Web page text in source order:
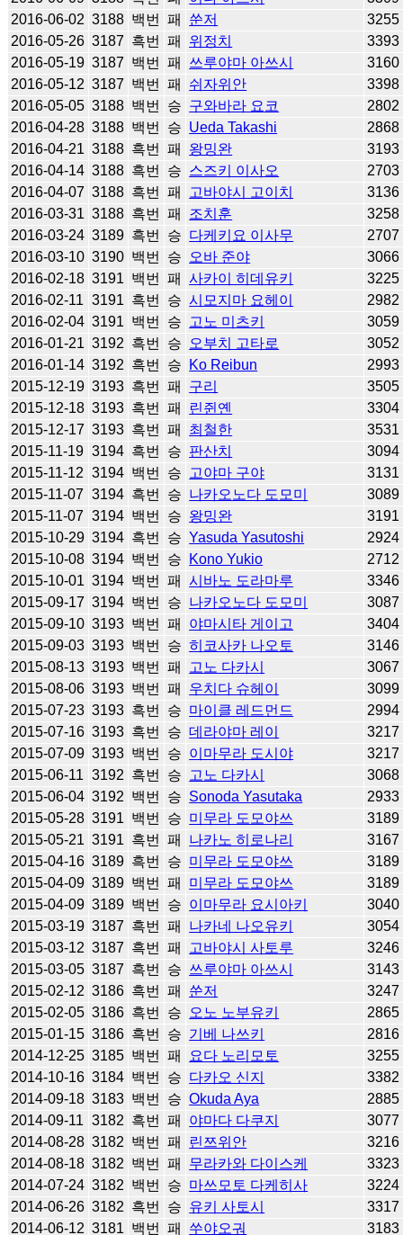
2016-06-02 3188 백번 패 쑨저
3255
2016-05-26 3187 흑번 패 위정치
3393
2016-05-19 3187 백번 패 쓰루야마 아쓰시
3160
2016-05-12 3187 백번 패 쉬자위안
3398
2016-05-05 3188 백번 승 구와바라 요코
2802
2016-04-28 3188 백번 승 Ueda Takashi
2868
2016-04-21 3188 흑번 패 왕밍완
3193
2016-04-14 3188 흑번 승 스즈키 이사오
2703
2016-04-07 3188 흑번 패 고바야시 고이치
3136
2016-03-31 3188 흑번 패 조치훈
3258
2016-03-24 3189 흑번 승 다케키요 이사무
2707
2016-03-10 3190 백번 승 오바 준야
3066
2016-02-18 3191 백번 패 사카이 히데유키
3225
2016-02-11 3191 흑번 승 시모지마 요헤이
2982
2016-02-04 3191 백번 승 고노 미츠키
3059
2016-01-21 3192 흑번 승 오부치 고타로
3052
2016-01-14 3192 흑번 승 Ko Reibun
2993
2015-12-19 3193 흑번 패 구리
3505
2015-12-18 3193 흑번 패 린쥔옌
3304
2015-12-17 3193 흑번 패 최철한
3531
2015-11-19 3194 흑번 승 판산치
3094
2015-11-12 3194 백번 승 고야마 구야
3131
2015-11-07 3194 흑번 승 나카오노다 도모미
3089
2015-11-07 3194 백번 승 왕밍완
3191
2015-10-29 3194 흑번 승 Yasuda Yasutoshi
2924
2015-10-08 3194 백번 승 Kono Yukio
2712
2015-10-01 3194 백번 패 시바노 도라마루
3346
2015-09-17 3194 백번 승 나카오노다 도모미
3087
2015-09-10 3193 백번 패 야마시타 게이고
3404
2015-09-03 3193 백번 승 히코사카 나오토
3146
2015-08-13 3193 백번 패 고노 다카시
3067
2015-08-06 3193 백번 패 우치다 슈헤이
3099
2015-07-23 3193 흑번 승 마이클 레드먼드
2994
2015-07-16 3193 흑번 승 데라야마 레이
3217
2015-07-09 3193 백번 승 이마무라 도시야
3217
2015-06-11 3192 흑번 승 고노 다카시
3068
2015-06-04 3192 백번 승 Sonoda Yasutaka
2933
2015-05-28 3191 백번 승 미무라 도모야쓰
3189
2015-05-21 3191 흑번 패 나카노 히로나리
3167
2015-04-16 3189 흑번 승 미무라 도모야쓰
3189
2015-04-09 3189 백번 패 미무라 도모야쓰
3189
2015-04-09 3189 백번 승 이마무라 요시아키
3040
2015-03-19 3187 흑번 패 나카네 나오유키
3054
2015-03-12 3187 흑번 패 고바야시 사토루
3246
2015-03-05 3187 흑번 승 쓰루야마 아쓰시
3143
2015-02-12 3186 흑번 패 쑨저
3247
2015-02-05 3186 흑번 승 오노 노부유키
2865
2015-01-15 3186 흑번 승 기베 나쓰키
2816
2014-12-25 3185 백번 패 요다 노리모토
3255
2014-10-16 3184 백번 승 다카오 신지
3382
2014-09-18 3183 백번 승 Okuda Aya
2885
2014-09-11 3182 흑번 패 야마다 다쿠지
3077
2014-08-28 3182 백번 패 린쯔위안
3216
2014-08-18 3182 백번 패 무라카와 다이스케
3323
2014-07-24 3182 백번 승 마쓰모토 다케히사
3224
2014-06-26 3182 흑번 승 유키 사토시
3317
2014-06-12 3181 백번 패 쑤야오궈 3183